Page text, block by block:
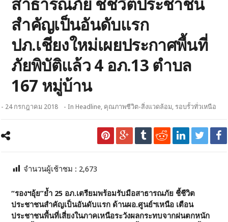
สาธารณภัย ชี้ชีวิตประชาชน
สำคัญเป็นอันดับแรก
ปภ.เชียงใหม่เผยประกาศพื้นที่
ภัยพิบัติแล้ว 4 อภ.13 ตำบล
167 หมู่บ้าน
- 24 กรกฎาคม 2018 - InHeadline, คุณภาพชีวิต-สิ่งแวดล้อม, รอบรั้วทั่วเหนือ
จำนวนผู้เช้าชม : 2,673
“รองฯอุ้ย”ย้ำ 25 อภ.เตรียมพร้อมรับมือสาธารณภัย ชี้ชีวิต
ประชาชนสำคัญเป็นอันดับแรก ด้านผอ.ศูนย์ฯเหนือ เตือน
ประชาชนพื้นที่เสี่ยงในภาคเหนือระวังผลกระทบจากฝนตกหนัก